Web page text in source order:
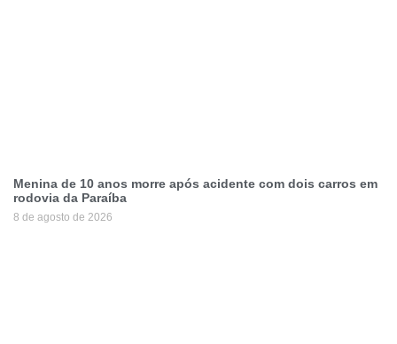
Menina de 10 anos morre após acidente com dois carros em
rodovia da Paraíba
8 de agosto de 2026